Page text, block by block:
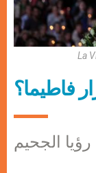
La
فاطيما؟
رؤيا الجحيم